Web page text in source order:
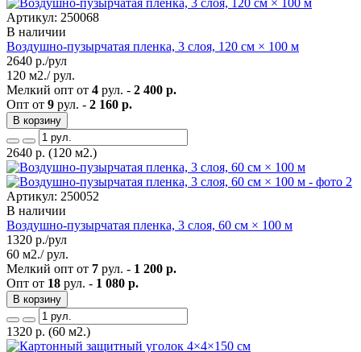
Артикул: 250068
В наличии
Воздушно-пузырчатая пленка, 3 слоя, 120 см × 100 м
2640 р./рул
120 м2./ рул.
Мелкий опт от 4 рул. - 2 400 р.
Опт от 9 рул. - 2 160 р.
В корзину
2640 р. (120 м2.)
Артикул: 250052
В наличии
Воздушно-пузырчатая пленка, 3 слоя, 60 см × 100 м
1320 р./рул
60 м2./ рул.
Мелкий опт от 7 рул. - 1 200 р.
Опт от 18 рул. - 1 080 р.
В корзину
1320 р. (60 м2.)